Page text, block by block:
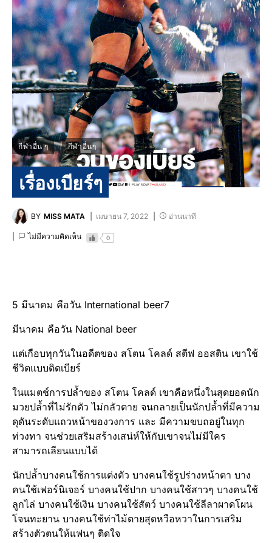
กีฬาอื่น ๆ กีฬาอื่นๆ
เรื่องเบียร์ๆ
BY MISS MATA เมษายน 7, 2022 อ่านนาที
ไม่มีความคิดเห็น 0
5 มีนาคม คือวัน International beer7
มีนาคม คือวัน National beer
แต่เกือบทุกวันในอดีตของ สโตน โคลด์ สตีฟ ออสติน เขาใช้
ชีวิตแบบติดเบียร์
ในแมตช์​การปล้ำของ สโตน โคลด์ เขาคือหนึ่งในสุดยอดนัก
มวยปล้ำที่ไม่รักตัว ไม่กลัวตาย จนกลายเป็นนักปล้ำที่มีความ
ดุดันระดับแถวหน้าของวงการ และ มีความขบถอยู่ในทุก
ท่วงทา จนช่วยเสริมสร้าง​เสน่ห์​ให้กับเขาจนไม่มีใคร
สามารถเลียนแบบ​ได้
นักปล้ำบางคนใช้การแต่งตัว บางคนใช้รูปร่างหน้าตา บาง
คนใช้เฟอร์นิเจอร์​ บางคนใช้ปาก บางคนใช้สาวๆ บางคนใช้
ลูกไล่ บางคนใช้เงิน บางคนใช้สัตว์ บางคนใช้ลีลาผาดโผน
โจนทะยาน บางคนใช้ท่าไม้ตายสุดหวือหวา​ในการเสริม
สร้างตัวตนให้แฟนๆ ติดใจ